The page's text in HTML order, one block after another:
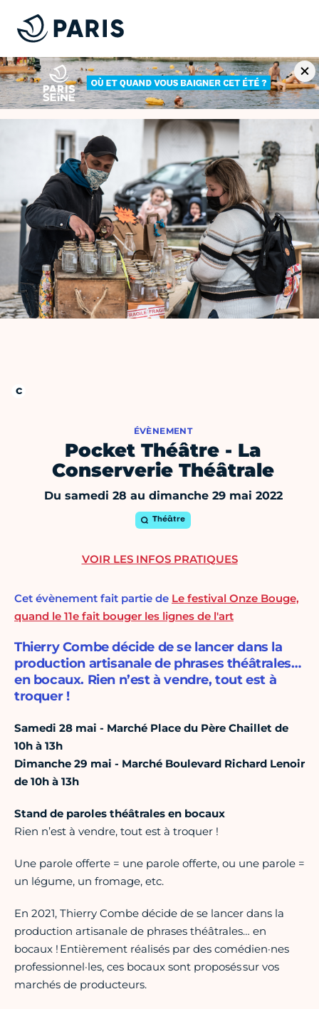
ÉVÈNEMENT
Pocket Théâtre - La
Conserverie Théâtrale
Du samedi 28 au dimanche 29 mai 2022
Théâtre
Cet évènement fait partie de Le festival Onze Bouge,
quand le 11e fait bouger les lignes de l'art
Thierry Combe décide de se lancer dans la
production artisanale de phrases théâtrales…
en bocaux. Rien n’est à vendre, tout est à
troquer !
Samedi 28 mai - Marché Place du Père Chaillet de
10h à 13h
Dimanche 29 mai - Marché Boulevard Richard Lenoir
de 10h à 13h
Stand de paroles théâtrales en bocaux
Rien n’est à vendre, tout est à troquer !
Une parole offerte = une parole offerte, ou une parole =
un légume, un fromage, etc.
En 2021, Thierry Combe décide de se lancer dans la
production artisanale de phrases théâtrales… en
bocaux ! Entièrement réalisés par des comédien·nes
professionnel·les, ces bocaux sont proposés sur vos
marchés de producteurs.
VOIR LES INFOS PRATIQUES